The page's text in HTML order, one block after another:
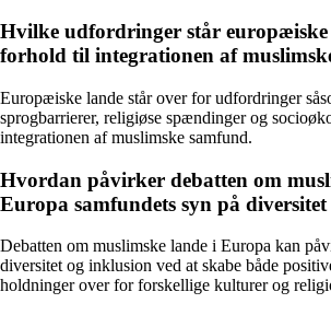
Hvilke udfordringer står
forhold til integrationen af
Europæiske lande står over for udfordringer
sprogbarrierer, religiøse spændinger og
integrationen af muslimske samfund.
Hvordan påvirker debatten om
Europa samfundets syn på
Debatten om muslimske lande i Europa kan
diversitet og inklusion ved at skabe både
holdninger over for forskellige kulturer og